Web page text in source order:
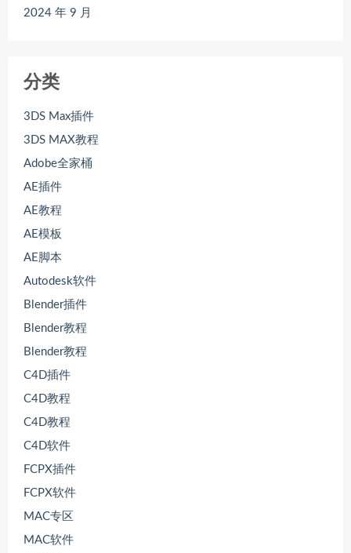
2024 年 9 月
分类
3DS Max插件
3DS MAX教程
Adobe全家桶
AE插件
AE教程
AE模板
AE脚本
Autodesk软件
Blender插件
Blender教程
Blender教程
C4D插件
C4D教程
C4D教程
C4D软件
FCPX插件
FCPX软件
MAC专区
MAC软件